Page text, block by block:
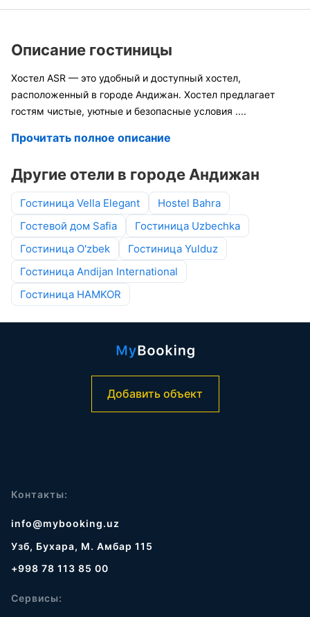
Описание гостиницы
Хостел ASR — это удобный и доступный хостел,
расположенный в городе Андижан. Хостел предлагает
гостям чистые, уютные и безопасные условия ....
Прочитать полное описание
Другие отели в городе Андижан
Гостиница Vella Elegant
Hostel Bahra
Гостевой дом Safia
Гостиница Uzbechka
Гостиница O'zbek
Гостиница Yulduz
Гостиница Andijan International
Гостиница HAMKOR
Добавить объект
Контакты:
info@mybooking.uz
Узб, Бухара, М. Амбар 115
+998 78 113 85 00
Сервисы: